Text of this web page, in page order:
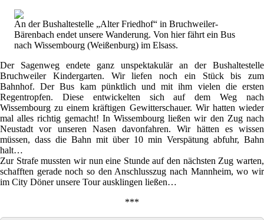
An der Bushaltestelle „Alter Friedhof“ in Bruchweiler-
Bärenbach endet unsere Wanderung. Von hier fährt ein Bus
nach Wissembourg (Weißenburg) im Elsass.
Der Sagenweg endete ganz unspektakulär an der Bushaltestelle
Bruchweiler Kindergarten. Wir liefen noch ein Stück bis zum
Bahnhof. Der Bus kam pünktlich und mit ihm vielen die ersten
Regentropfen. Diese entwickelten sich auf dem Weg nach
Wissembourg zu einem kräftigen Gewitterschauer. Wir hatten wieder
mal alles richtig gemacht! In Wissembourg ließen wir den Zug nach
Neustadt vor unseren Nasen davonfahren. Wir hätten es wissen
müssen, dass die Bahn mit über 10 min Verspätung abfuhr, Bahn
halt…
Zur Strafe mussten wir nun eine Stunde auf den nächsten Zug warten,
schafften gerade noch so den Anschlusszug nach Mannheim, wo wir
im City Döner unsere Tour ausklingen ließen…
***